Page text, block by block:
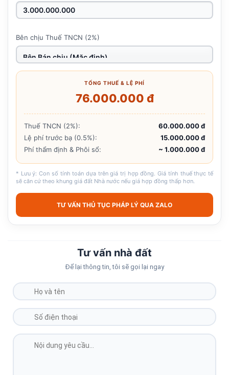
Bên chịu Thuế TNCN (2%)
TỔNG THUẾ & LỆ PHÍ
76.000.000 đ
Thuế TNCN (2%):
60.000.000 đ
Lệ phí trước bạ (0.5%):
15.000.000 đ
Phí thẩm định & Phôi sổ:
~ 1.000.000 đ
* Lưu ý: Con số tính toán dựa trên giá trị hợp đồng. Giá tính thuế thực tế
sẽ căn cứ theo khung giá đất Nhà nước nếu giá hợp đồng thấp hơn.
TƯ VẤN THỦ TỤC PHÁP LÝ QUA ZALO
Tư vấn nhà đất
Để lại thông tin, tôi sẽ gọi lại ngay